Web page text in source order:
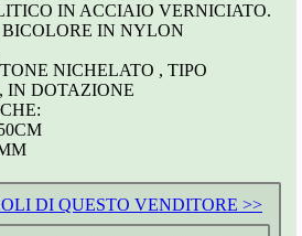
IN ACCIAIO VERNICIATO.
IN NYLON
NICHELATO , TIPO
IN DOTAZIONE
DI QUESTO VENDITORE >>